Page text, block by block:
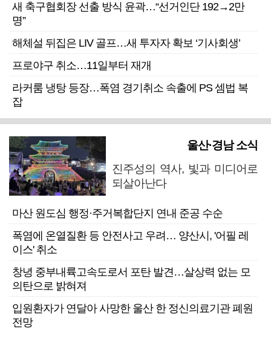
새 축구협회장 선출 방식 윤곽…“선거인단 192→2만
명”
해체설 뒤집은 LIV 골프…새 투자자 확보 ‘기사회생’
프로야구 취소…11일부터 재개
라커룸 냉탕 등장…폭염 경기취소 속출에 PS 셈법 복
잡
울산·경남 소식
진주성의 역사, 빛과 미디어로
되살아난다
마산 원도심 행정·주거복합단지 연내 준공 수순
폭염에 온열질환 등 안전사고 우려… 양산시, '어필 레
이스' 취소
창녕 중부내륙고속도로서 포탄 발견…살상력 없는 모
의탄으로 밝혀져
입원환자가 연달아 사망한 울산 한 정신의료기관 폐원
전망